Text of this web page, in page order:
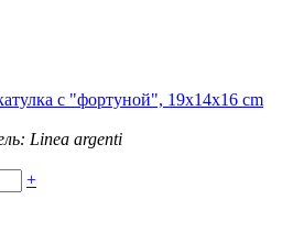
с "фортуной", 19х14х16 cm
Linea argenti
+